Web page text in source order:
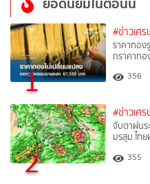
1
#ข่าวเศ
ราคาทอง
กราคาทอ
356
2
#ข่าวเศ
จับตาฝน
มรสุม ไท
355